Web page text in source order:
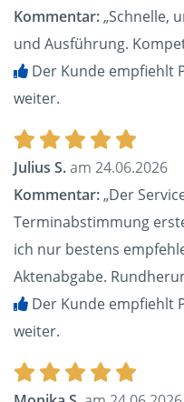
Kommentar:„Schnelle,
und Ausführung.
Der Kunde empfiehlt
weiter.
Julius S.am 24.06.2026
Kommentar:„Der
Terminabstimmung
ich nur bestens
Aktenabgabe.
Der Kunde empfiehlt
weiter.